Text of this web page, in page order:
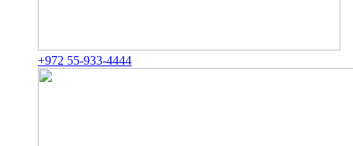
+972 55-933-4444